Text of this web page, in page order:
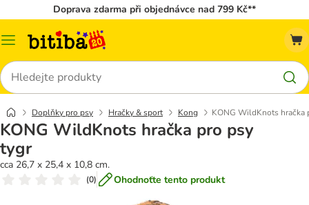
Doprava zdarma při objednávce nad 799 Kč**
Kategorie
Hledat
Doplňky pro psy Hračky & sport Kong KONG WildKnots hračka
KONG WildKnots hračka pro psy
tygr
cca 26,7 x 25,4 x 10,8 cm.
(0) Ohodnoťte tento produkt